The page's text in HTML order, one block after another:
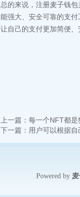
总的来说，注册麦子钱
能强大、安全可靠的支
让自己的支付更加简便、
上一篇： 每一个NFT都是
下一篇： 用户可以根据
Powered by